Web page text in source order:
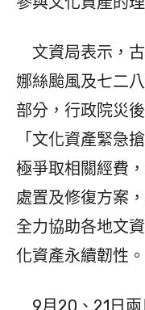
文資局表示，
娜絲颱風及七二
部分，行政院災
「文化資產緊急
極爭取相關經費
處置及修復方案
全力協助各地文
化資產永續韌性。